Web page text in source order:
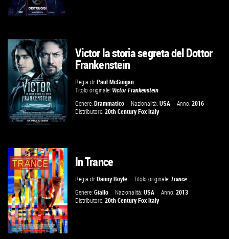
GUARDA IL TRAILER
VAI ALLA SCHEDA
GUARDA IL TRAILER
VAI ALLA SCHEDA
Victor la storia segreta del Dottor
Frankenstein
Regia di:Paul McGuigan
Titolo originale: Victor Frankenstein
Genere:Drammatico Nazionalità:USA Anno:2016
Distributore:20th Century Fox Italy
In Trance
Regia di:Danny Boyle Titolo originale: Trance
Genere:Giallo Nazionalità:USA Anno:2013
Distributore:20th Century Fox Italy